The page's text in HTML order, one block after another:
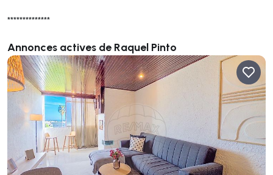
**************
Annonces actives de Raquel Pinto